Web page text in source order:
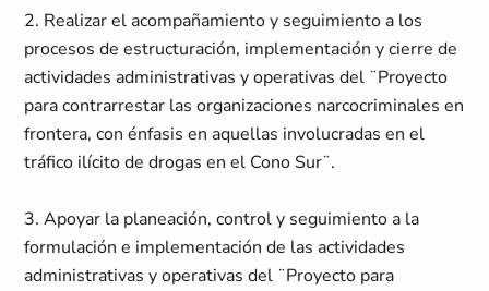
2. Realizar el acompañamiento y seguimiento a los
procesos de estructuración, implementación y cierre de
actividades administrativas y operativas del ¨Proyecto
para contrarrestar las organizaciones narcocriminales en
frontera, con énfasis en aquellas involucradas en el
tráfico ilícito de drogas en el Cono Sur¨.
3. Apoyar la planeación, control y seguimiento a la
formulación e implementación de las actividades
administrativas y operativas del ¨Proyecto para